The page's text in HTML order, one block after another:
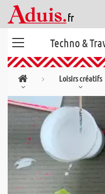
Techno &
Loisirs créatifs